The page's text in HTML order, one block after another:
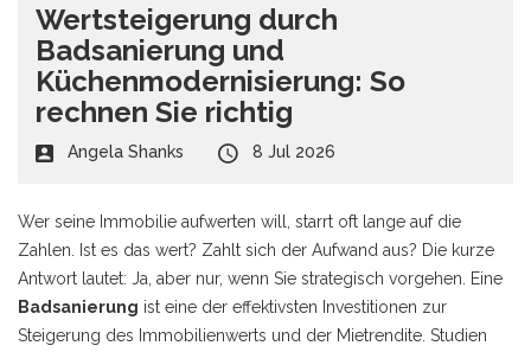
Wertsteigerung durch
Badsanierung und
Küchenmodernisierung: So
rechnen Sie richtig
Angela Shanks 8 Jul 2026
Wer seine Immobilie aufwerten will, starrt oft lange auf die
Zahlen. Ist es das wert? Zahlt sich der Aufwand aus? Die kurze
Antwort lautet: Ja, aber nur, wenn Sie strategisch vorgehen. Eine
Badsanierung ist eine der effektivsten Investitionen zur
Steigerung des Immobilienwerts und der Mietrendite . Studien